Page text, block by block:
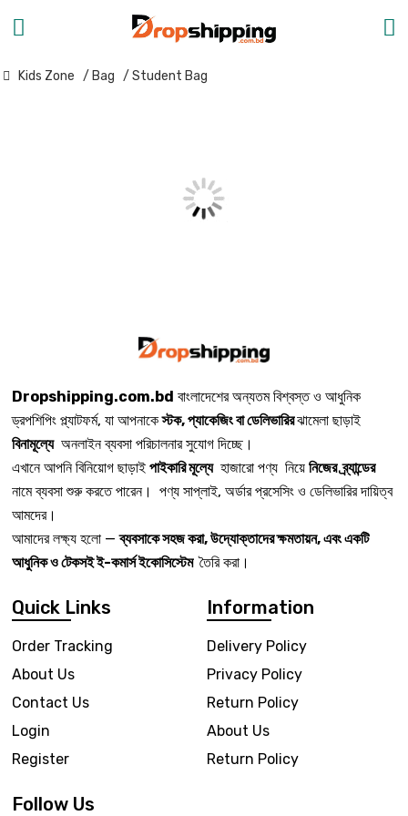
Kids Zone / Bag / Student Bag
Dropshipping.com.bd বাংলাদেশের অন্যতম বিশ্বস্ত ও আধুনিক
ড্রপশিপিং প্ল্যাটফর্ম, যা আপনাকেস্টক, প্যাকেজিং বা ডেলিভারিরঝামেলা ছাড়াই
বিনামূল্যেঅনলাইন ব্যবসা পরিচালনার সুযোগ দিচ্ছে।
এখানে আপনি বিনিয়োগ ছাড়াই পাইকারি মূল্যেহাজারো পণ্য নিয়ে নিজের ব্র্যান্ডের
নামে ব্যবসা শুরু করতে পারেন। পণ্য সাপ্লাই, অর্ডার প্রসেসিং ও ডেলিভারির দায়িত্ব
আমদের।
আমাদের লক্ষ্য হলো —ব্যবসাকে সহজ করা, উদ্যোক্তাদের ক্ষমতায়ন, এবং একটি
আধুনিক ও টেকসই ই-কমার্স ইকোসিস্টেম তৈরি করা।
Quick Links
Order Tracking
About Us
Contact Us
Login
Register
Information
Delivery Policy
Privacy Policy
Return Policy
About Us
Return Policy
Follow Us